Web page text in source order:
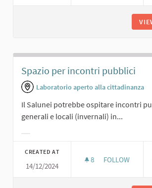
Spazio per incontri pubblici
Laboratorio aperto alla cittadinanza
Il Salunei potrebbe ospitare incontri
generali e locali (invernali) in...
CREATED AT
14/12/2024
8 8 FOLLOWERS
FOLLOW